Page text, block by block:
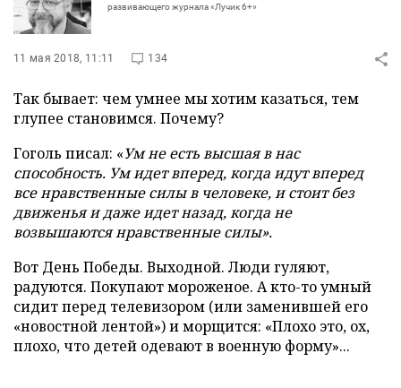
развивающего журнала «Лучик 6+»
11 мая 2018, 11:11 134
Так бывает: чем умнее мы хотим казаться, тем
глупее становимся. Почему?
Гоголь писал: «Ум не есть высшая в нас
способность. Умидетвперед, когдаидутвперед
все нравственные силы в человеке, и стоит без
движенья и дажеидетназад, когда не
возвышаются нравственные силы».
Вот День Победы. Выходной. Люди гуляют,
радуются. Покупают мороженое. А кто-то умный
сидит перед телевизором (или заменившей его
«новостной лентой») и морщится: «Плохо это, ох,
плохо, что детей одевают в военную форму»...